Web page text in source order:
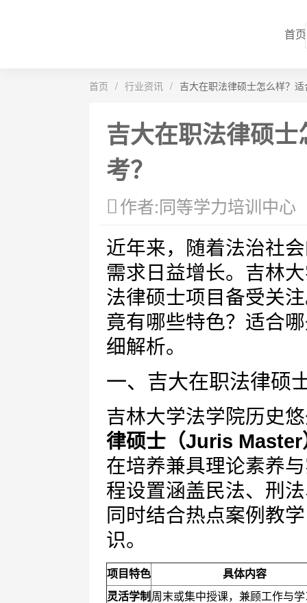
首页
首页 / 行业资讯 / 吉大在职法律硕士怎么样？
吉大在职法律硕
考？
作者:同等学力培训中心
近年来，随着法治社
需求日益增长。吉林
法律硕士项目备受关
竟有哪些特色？适合
细解析。
一、吉大在职法律硕
吉林大学法学院历史
律硕士（Juris Master
在培养兼具理论素养
程设置涵盖民法、刑
同时结合热点案例教
识。
项目特色
具体内容
灵活学制 周末或集中授课，兼顾工作与学